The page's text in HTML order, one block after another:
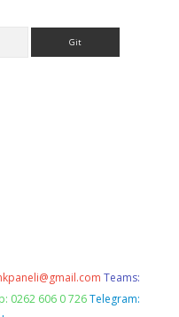
Teams:
0262 606 0 726 Telegram: